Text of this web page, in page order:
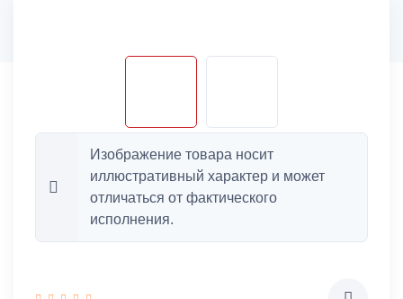
Изображение товара носит
иллюстративный характер и может
отличаться от фактического
исполнения.